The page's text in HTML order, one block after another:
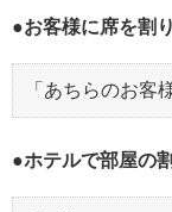
●お客様に席を割
「あちらのお客
●ホテルで部屋の